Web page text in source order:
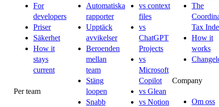
For
developers
Priser
Säkerhet
How it
stays
current
Per team
Automatiska
rapporter
Upptäck
avvikelser
Beroenden
mellan
team
Stäng
loopen
Snabb
vs context
files
vs
ChatGPT
Projects
vs
Microsoft
Copilot
vs Glean
vs Notion
The
Tax
How it
works
Company
Om oss